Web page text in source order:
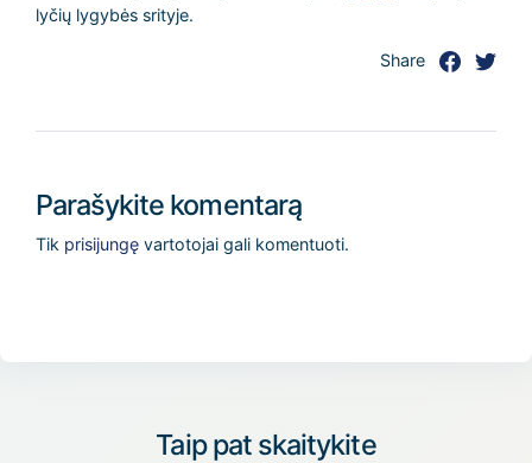
lyčių lygybės srityje.
Share
Parašykite komentarą
Tik prisijungęvartotojai gali komentuoti.
Taip pat skaitykite